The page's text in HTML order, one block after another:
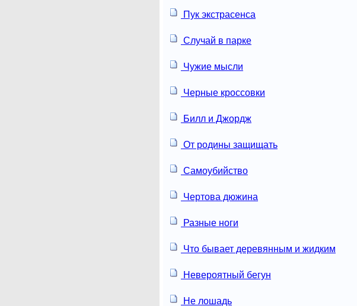
Пук экстрасенса
Случай в парке
Чужие мысли
Черные кроссовки
Билл и Джордж
От родины защищать
Самоубийство
Чертова дюжина
Разные ноги
Что бывает деревянным и жидким
Невероятный бегун
Не лошадь